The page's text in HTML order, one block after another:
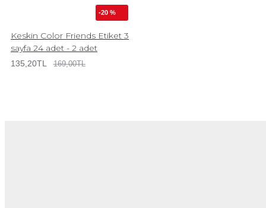
-20 %
Keskin Color Friends Etiket 3
sayfa 24 adet - 2 adet
135,20TL 169,00TL